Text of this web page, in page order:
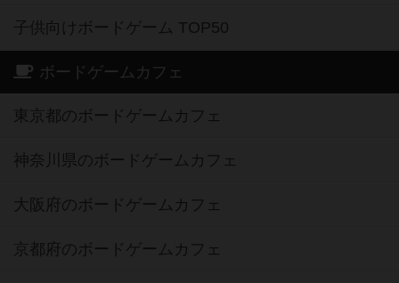
子供向けボードゲーム TOP50
ボードゲームカフェ
東京都のボードゲームカフェ
神奈川県のボードゲームカフェ
大阪府のボードゲームカフェ
京都府のボードゲームカフェ